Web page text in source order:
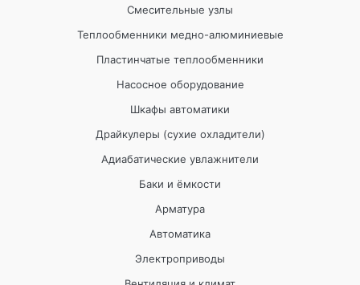
Смесительные узлы
Теплообменники медно-алюминиевые
Пластинчатые теплообменники
Насосное оборудование
Шкафы автоматики
Драйкулеры (сухие охладители)
Адиабатические увлажнители
Баки и ёмкости
Арматура
Автоматика
Электроприводы